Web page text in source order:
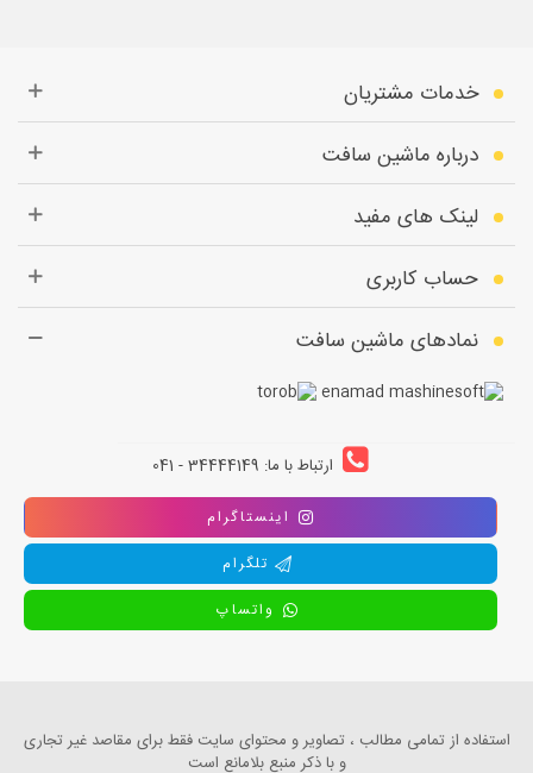
خدمات مشتریان
درباره ماشین سافت
لینک های مفید
حساب کاربری
نمادهای ماشین سافت
ارتباط با ما: 34444149 - 041
اینستاگرام
تلگرام
واتساپ
استفاده از تمامی مطالب ، تصاویر و محتوای سايت فقط برای مقاصد غیر تجاری
و با ذکر منبع بلامانع است